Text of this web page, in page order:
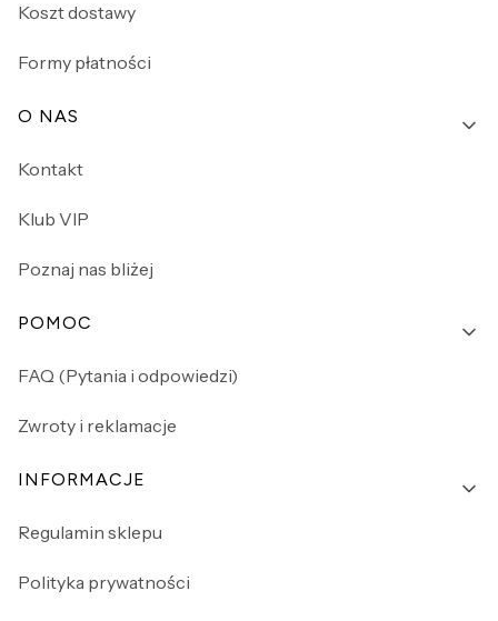
Koszt dostawy
Formy płatności
O NAS
Kontakt
Klub VIP
Poznaj nas bliżej
POMOC
FAQ (Pytania i odpowiedzi)
Zwroty i reklamacje
INFORMACJE
Regulamin sklepu
Polityka prywatności